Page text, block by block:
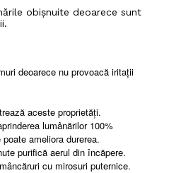
obișnuite deoarece sunt
deoarece nu provoacă iritații
aceste proprietăți.
lumânărilor 100%
ameliora durerea.
purifică aerul din încăpere.
cu mirosuri puternice.